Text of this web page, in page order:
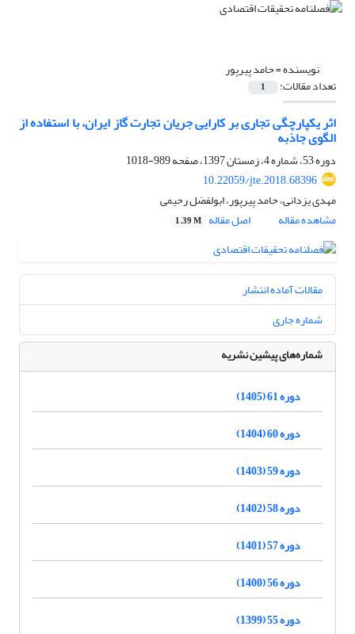
نویسنده =حامد پیرپور
تعداد مقالات: 1
اثر یکپارچگی تجاری بر کارایی جریان تجارت گاز ایران، با استفاده از
الگوی جاذبه
دوره 53، شماره 4، زمستان 1397، صفحه
989-1018
10.22059/jte.2018.68396
مهدی یزدانی، حامد پیرپور، ابولفضل رحیمی
مشاهده مقاله
اصل مقاله 1.39 M
مقالات آماده انتشار
شماره جاری
شماره‌های پیشین نشریه
دوره 61 (1405)
دوره 60 (1404)
دوره 59 (1403)
دوره 58 (1402)
دوره 57 (1401)
دوره 56 (1400)
دوره 55 (1399)